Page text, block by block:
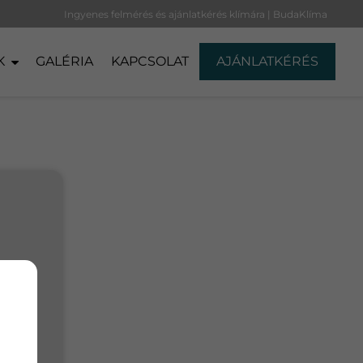
Ingyenes felmérés és ajánlatkérés klímára | BudaKlíma
GALÉRIA KAPCSOLAT AJÁNLATKÉRÉS